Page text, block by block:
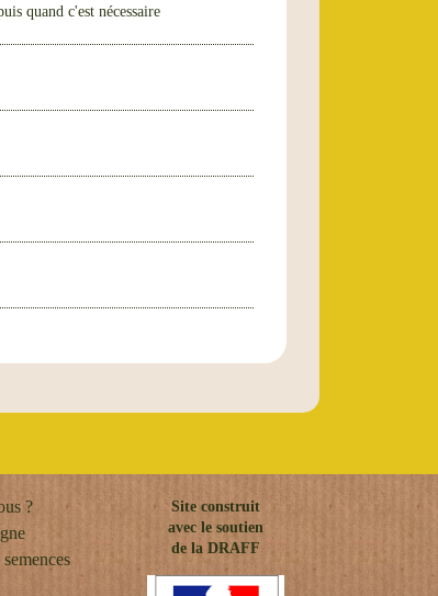
quand c'est nécessaire
?
Site construit
avec le soutien
de la DRAFF